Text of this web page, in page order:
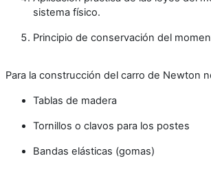
sistema físico.
Principio de conservación del
Para la construcción del carro de Newton
Tablas de madera
Tornillos o clavos para los postes
Bandas elásticas (gomas)